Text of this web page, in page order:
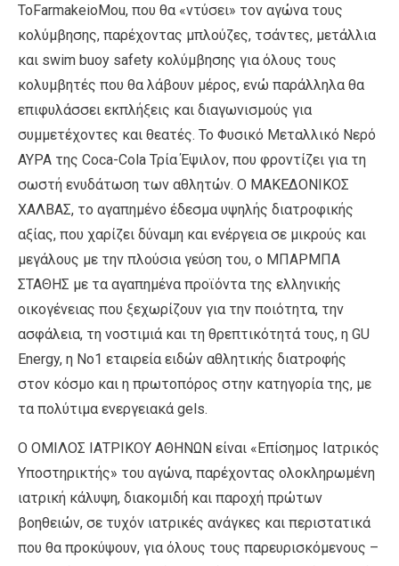
ToFarmakeioMou, που θα «ντύσει» τον αγώνα τους
κολύμβησης, παρέχοντας μπλούζες, τσάντες, μετάλλια
και swim buoy safety κολύμβησης για όλους τους
κολυμβητές που θα λάβουν μέρος, ενώ παράλληλα θα
επιφυλάσσει εκπλήξεις και διαγωνισμούς για
συμμετέχοντες και θεατές. Το Φυσικό Μεταλλικό Νερό
ΑΥΡΑ της Coca-Cola Τρία Έψιλον, που φροντίζει για τη
σωστή ενυδάτωση των αθλητών. Ο ΜΑΚΕΔΟΝΙΚΟΣ
ΧΑΛΒΑΣ, το αγαπημένο έδεσμα υψηλής διατροφικής
αξίας, που χαρίζει δύναμη και ενέργεια σε μικρούς και
μεγάλους με την πλούσια γεύση του, ο ΜΠΑΡΜΠΑ
ΣΤΑΘΗΣ με τα αγαπημένα προϊόντα της ελληνικής
οικογένειας που ξεχωρίζουν για την ποιότητα, την
ασφάλεια, τη νοστιμιά και τη θρεπτικότητά τους, η GU
Energy, η Νο1 εταιρεία ειδών αθλητικής διατροφής
στον κόσμο και η πρωτοπόρος στην κατηγορία της, με
τα πολύτιμα ενεργειακά gels.
Ο ΟΜΙΛΟΣ ΙΑΤΡΙΚΟΥ ΑΘΗΝΩΝ είναι «Επίσημος Ιατρικός
Υποστηρικτής» του αγώνα, παρέχοντας ολοκληρωμένη
ιατρική κάλυψη, διακομιδή και παροχή πρώτων
βοηθειών, σε τυχόν ιατρικές ανάγκες και περιστατικά
που θα προκύψουν, για όλους τους παρευρισκόμενους –